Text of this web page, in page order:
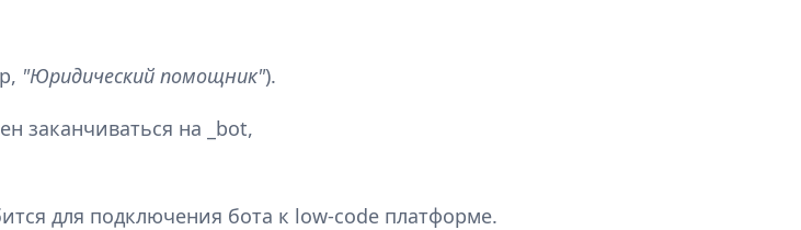
"Юридический помощник").
заканчиваться на _bot,
для подключения бота к low-code платформе.